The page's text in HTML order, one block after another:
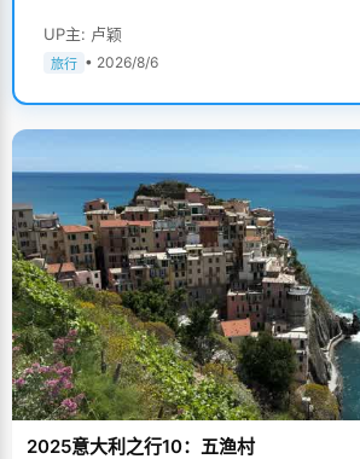
UP主: 卢颖
旅行 • 2026/8/6
2025意大利之行10：五渔村